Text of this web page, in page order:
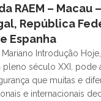
RAEM – Macau
República
Espanha
Introdução
pleno século XXI, pode
que muitas e
e internacionais